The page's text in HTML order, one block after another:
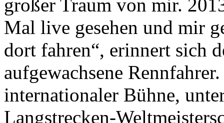
großer Traum von mir.
Mal live gesehen und mir
dort fahren“, erinnert sich
aufgewachsene
internationaler Bühne,
Langstrecken-